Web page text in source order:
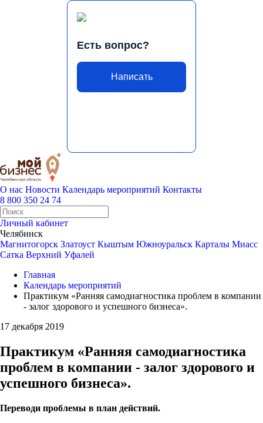
Есть вопрос?
Написать
О нас Новости Календарь мероприятий Контакты
8 800 350 24 74
Личный кабинет
Челябинск
Магнитогорск Златоуст Кыштым Южноуральск Карталы Миасс
Сатка Верхний Уфалей
Главная
Календарь мероприятий
Практикум «Ранняя самодиагностика проблем в компании
- залог здорового и успешного бизнеса».
17 декабря 2019
Практикум «Ранняя самодиагностика
проблем в компании - залог здорового и
успешного бизнеса».
Переводи проблемы в план действий.